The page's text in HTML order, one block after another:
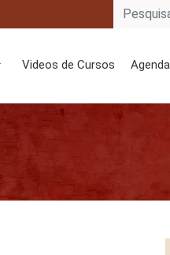
Videos de Cursos Agenda